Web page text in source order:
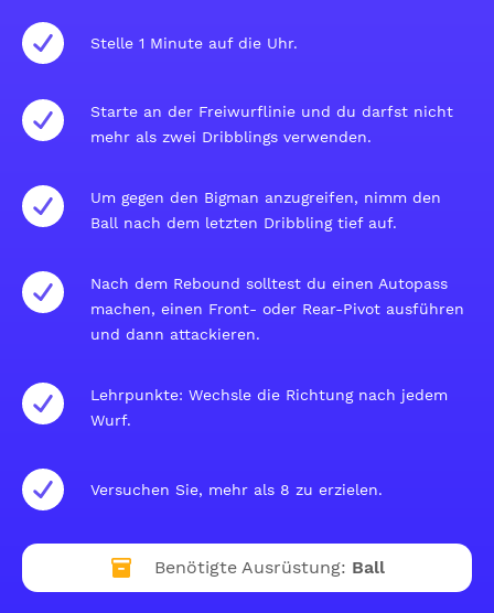
Stelle 1 Minute auf die Uhr.
Starte an der Freiwurflinie und du darfst nicht
mehr als zwei Dribblings verwenden.
Um gegen den Bigman anzugreifen, nimm den
Ball nach dem letzten Dribbling tief auf.
Nach dem Rebound solltest du einen Autopass
machen, einen Front- oder Rear-Pivot ausführen
und dann attackieren.
Lehrpunkte: Wechsle die Richtung nach jedem
Wurf.
Versuchen Sie, mehr als 8 zu erzielen.
Benötigte Ausrüstung: Ball